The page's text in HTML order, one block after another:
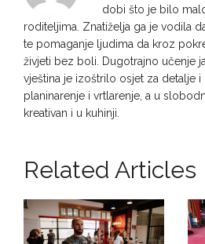
dobi što je bilo
roditeljima. Znatiželja ga je vodila
te pomaganje ljudima da kroz
živjeti bez boli. Dugotrajno učenje
vještina je izoštrilo osjet za detalje
planinarenje i vrtlarenje, a u
kreativan i u kuhinji.
Related Articles